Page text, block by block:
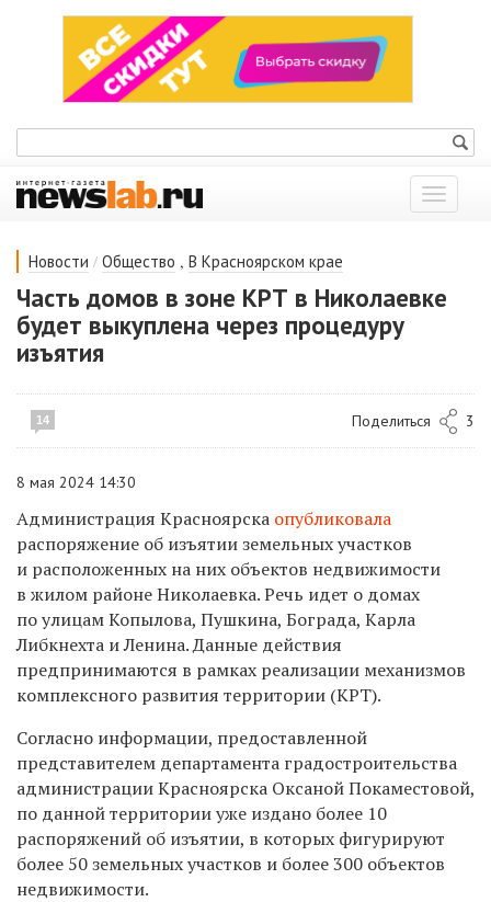
Показать
меню
Новости / Общество , В Красноярском крае
Часть домов в зоне КРТ в Николаевке
будет выкуплена через процедуру
изъятия
14 Поделиться 3
8 мая 2024 14:30
Администрация Красноярска опубликовала
распоряжение об изъятии земельных участков
и расположенных на них объектов недвижимости
в жилом районе Николаевка. Речь идет о домах
по улицам Копылова, Пушкина, Бограда, Карла
Либкнехта и Ленина. Данные действия
предпринимаются в рамках реализации механизмов
комплексного развития территории (КРТ).
Согласно информации, предоставленной
представителем департамента градостроительства
администрации Красноярска Оксаной Покаместовой,
по данной территории уже издано более 10
распоряжений об изъятии, в которых фигурируют
более 50 земельных участков и более 300 объектов
недвижимости.